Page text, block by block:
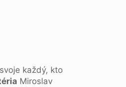
každý, kto
Miroslav